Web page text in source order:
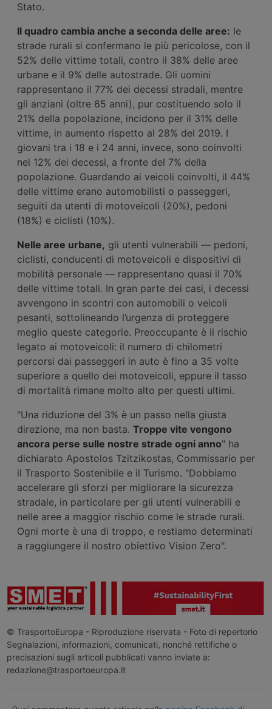
Stato.
Il quadro cambia anche a seconda delle aree: le
strade rurali si confermano le più pericolose, con il
52% delle vittime totali, contro il 38% delle aree
urbane e il 9% delle autostrade. Gli uomini
rappresentano il 77% dei decessi stradali, mentre
gli anziani (oltre 65 anni), pur costituendo solo il
21% della popolazione, incidono per il 31% delle
vittime, in aumento rispetto al 28% del 2019. I
giovani tra i 18 e i 24 anni, invece, sono coinvolti
nel 12% dei decessi, a fronte del 7% della
popolazione. Guardando ai veicoli coinvolti, il 44%
delle vittime erano automobilisti o passeggeri,
seguiti da utenti di motoveicoli (20%), pedoni
(18%) e ciclisti (10%).
Nelle aree urbane, gli utenti vulnerabili — pedoni,
ciclisti, conducenti di motoveicoli e dispositivi di
mobilità personale — rappresentano quasi il 70%
delle vittime totali. In gran parte dei casi, i decessi
avvengono in scontri con automobili o veicoli
pesanti, sottolineando l’urgenza di proteggere
meglio queste categorie. Preoccupante è il rischio
legato ai motoveicoli: il numero di chilometri
percorsi dai passeggeri in auto è fino a 35 volte
superiore a quello dei motoveicoli, eppure il tasso
di mortalità rimane molto alto per questi ultimi.
"Una riduzione del 3% è un passo nella giusta
direzione, ma non basta. Troppe vite vengono
ancora perse sulle nostre strade ogni anno" ha
dichiarato Apostolos Tzitzikostas, Commissario per
il Trasporto Sostenibile e il Turismo. "Dobbiamo
accelerare gli sforzi per migliorare la sicurezza
stradale, in particolare per gli utenti vulnerabili e
nelle aree a maggior rischio come le strade rurali.
Ogni morte è una di troppo, e restiamo determinati
a raggiungere il nostro obiettivo Vision Zero".
© TrasportoEuropa - Riproduzione riservata - Foto di repertorio
Segnalazioni, informazioni, comunicati, nonché rettifiche o
precisazioni sugli articoli pubblicati vanno inviate a:
redazione@trasportoeuropa.it